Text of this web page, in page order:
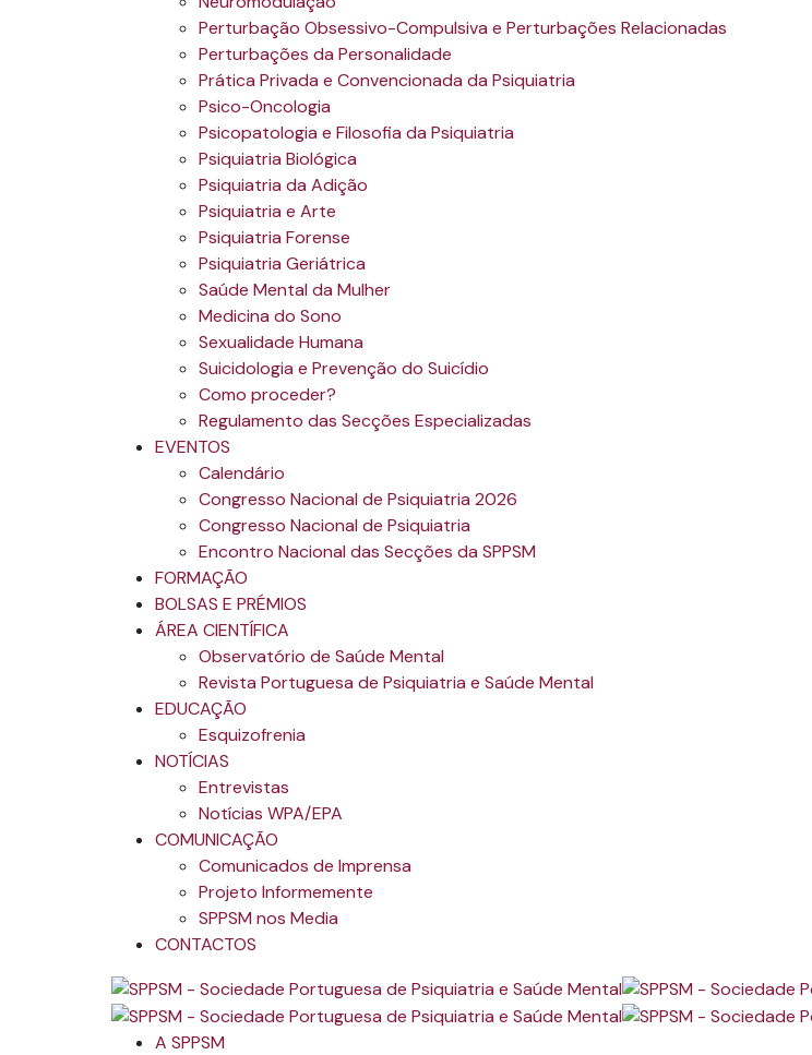
Perturbação Obsessivo-Compulsiva e Perturbações Relacionadas
Perturbações da Personalidade
Prática Privada e Convencionada da Psiquiatria
Psico-Oncologia
Psicopatologia e Filosofia da Psiquiatria
Psiquiatria Biológica
Psiquiatria da Adição
Psiquiatria e Arte
Psiquiatria Forense
Psiquiatria Geriátrica
Saúde Mental da Mulher
Medicina do Sono
Sexualidade Humana
Suicidologia e Prevenção do Suicídio
Como proceder?
Regulamento das Secções Especializadas
EVENTOS
Calendário
Congresso Nacional de Psiquiatria 2026
Congresso Nacional de Psiquiatria
Encontro Nacional das Secções da SPPSM
FORMAÇÃO
BOLSAS E PRÉMIOS
ÁREA CIENTÍFICA
Observatório de Saúde Mental
Revista Portuguesa de Psiquiatria e Saúde Mental
EDUCAÇÃO
Esquizofrenia
NOTÍCIAS
Entrevistas
Notícias WPA/EPA
COMUNICAÇÃO
Comunicados de Imprensa
Projeto Informemente
SPPSM nos Media
CONTACTOS
A SPPSM